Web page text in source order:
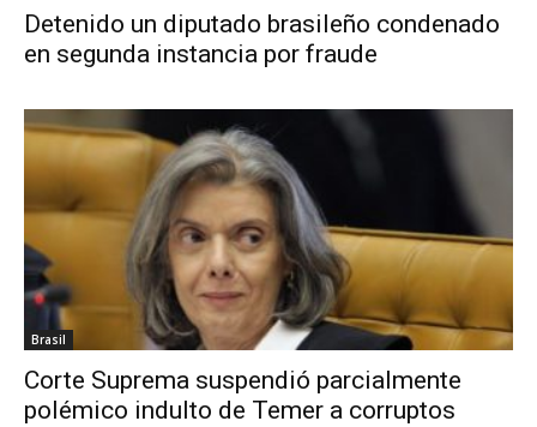
Detenido un diputado brasileño condenado
en segunda instancia por fraude
Brasil
Corte Suprema suspendió parcialmente
polémico indulto de Temer a corruptos